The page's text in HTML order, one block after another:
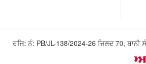
ਰਜਿ: ਨੰ: PB/JL-138/2024-26 ਜਿਲਦ 70,